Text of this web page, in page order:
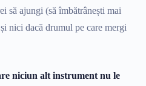
să ajungi (să îmbătrânești mai
nici dacă drumul pe care mergi
niciun alt instrument nu le